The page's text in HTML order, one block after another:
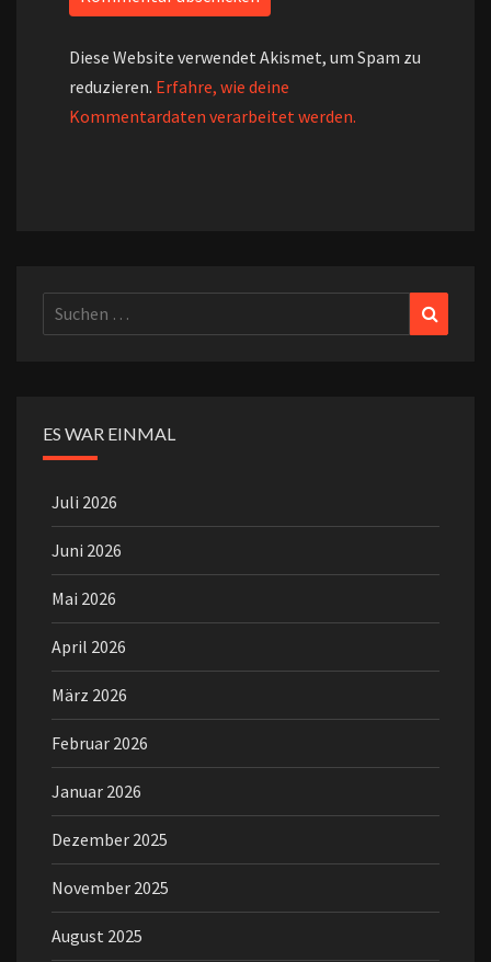
Diese Website verwendet Akismet, um Spam zu
reduzieren. Erfahre, wie deine
Kommentardaten verarbeitet werden.
Suchen
nach:
ES WAR EINMAL
Juli 2026
Juni 2026
Mai 2026
April 2026
März 2026
Februar 2026
Januar 2026
Dezember 2025
November 2025
August 2025